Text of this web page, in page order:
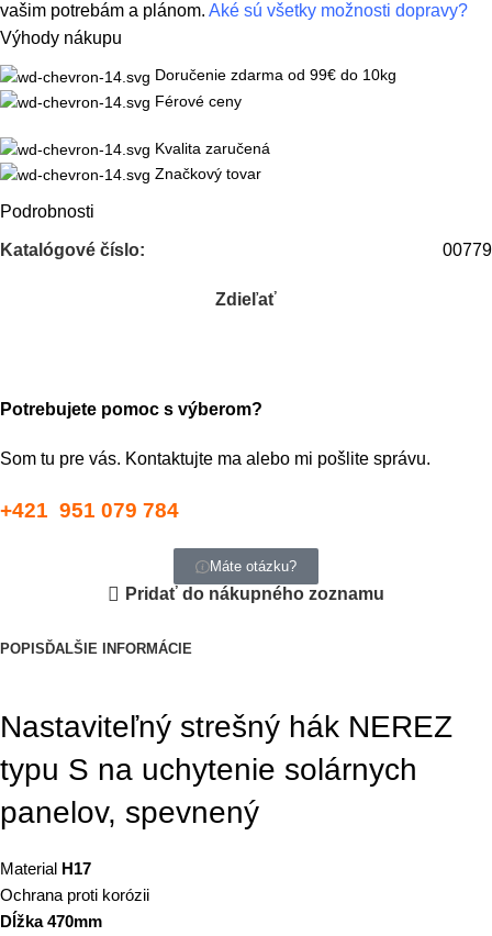
vašim potrebám a plánom. Aké sú všetky možnosti dopravy?
Výhody nákupu
Doručenie zdarma od 99€ do 10kg
Férové ceny
Kvalita zaručená
Značkový tovar
Podrobnosti
Katalógové číslo: 00779
Zdieľať
Potrebujete pomoc s výberom?
Som tu pre vás. Kontaktujte ma alebo mi pošlite správu.
+421 951 079 784
Máte otázku?
Pridať do nákupného zoznamu
POPIS ĎALŠIE INFORMÁCIE
Nastaviteľný strešný hák NEREZ
typu S na uchytenie solárnych
panelov, spevnený
Material H17
Ochrana proti korózii
Dĺžka 470mm